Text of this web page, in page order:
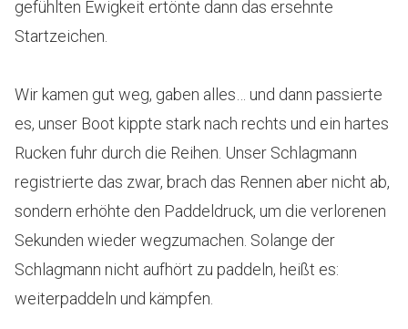
gefühlten Ewigkeit ertönte dann das ersehnte
Startzeichen.
Wir kamen gut weg, gaben alles… und dann passierte
es, unser Boot kippte stark nach rechts und ein hartes
Rucken fuhr durch die Reihen. Unser Schlagmann
registrierte das zwar, brach das Rennen aber nicht ab,
sondern erhöhte den Paddeldruck, um die verlorenen
Sekunden wieder wegzumachen. Solange der
Schlagmann nicht aufhört zu paddeln, heißt es:
weiterpaddeln und kämpfen.